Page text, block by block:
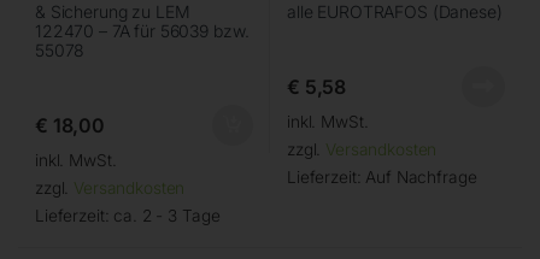
& Sicherung zu LEM
122470 – 7A für 56039 bzw.
55078
€ 18,00
inkl. MwSt.
zzgl. Versandkosten
Lieferzeit: ca. 2 - 3 Tage
alle EUROTRAFOS (Danese)
€ 5,58
inkl. MwSt.
zzgl. Versandkosten
Lieferzeit: Auf Nachfrage